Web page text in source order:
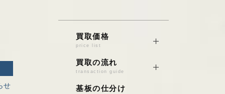
せ
買取価格
price list
銅/真鍮/砲金
電線くず
アルミ
買取の流れ
transaction guide
店頭持込の場合
基板の仕分け